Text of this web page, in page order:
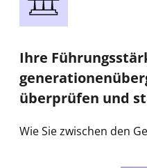
Ihre
überprüfen und
Wie Sie zwischen den